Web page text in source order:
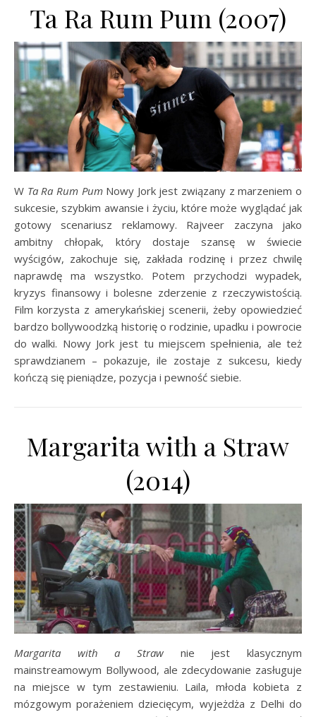
Ta Ra Rum Pum (2007)
W Ta Ra Rum PumNowy Jork jest związany z marzeniem o
sukcesie, szybkim awansie i życiu, które może wyglądać jak
gotowy scenariusz reklamowy. Rajveer zaczyna jako
ambitny chłopak, który dostaje szansę w świecie
wyścigów, zakochuje się, zakłada rodzinę i przez chwilę
naprawdę ma wszystko. Potem przychodzi wypadek,
kryzys finansowy i bolesne zderzenie z rzeczywistością.
Film korzysta z amerykańskiej scenerii, żeby opowiedzieć
bardzo bollywoodzką historię o rodzinie, upadku i powrocie
do walki. Nowy Jork jest tu miejscem spełnienia, ale też
sprawdzianem – pokazuje, ile zostaje z sukcesu, kiedy
kończą się pieniądze, pozycja i pewność siebie.
Margarita with a Straw
(2014)
Margarita with a Straw nie jest klasycznym
mainstreamowym Bollywood, ale zdecydowanie zasługuje
na miejsce w tym zestawieniu. Laila, młoda kobieta z
mózgowym porażeniem dziecięcym, wyjeżdża z Delhi do